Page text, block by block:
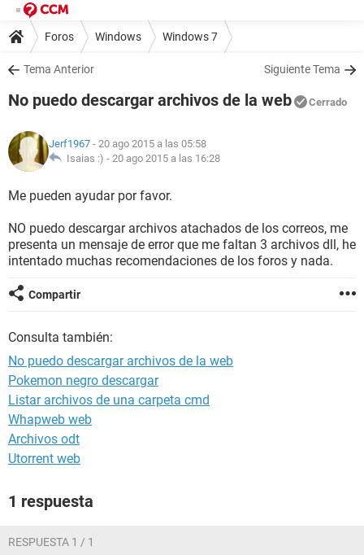
Foros Windows Windows 7
Tema Anterior Siguiente Tema
No puedo descargar archivos de la web Cerrado
Jerf1967 - 20 ago 2015 a las 05:58
Isaias :) - 20 ago 2015 a las 16:28
Me pueden ayudar por favor.
NO puedo descargar archivos atachados de los correos, me
presenta un mensaje de error que me faltan 3 archivos dll, he
intentado muchas recomendaciones de los foros y nada.
Compartir
Consulta también:
No puedo descargar archivos de la web
Pokemon negro descargar
Listar archivos de una carpeta cmd
Whapweb web
Archivos odt
Utorrent web
1 respuesta
RESPUESTA 1 / 1